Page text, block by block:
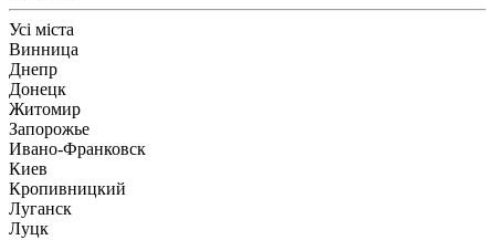
Усі міста
Винница
Днепр
Донецк
Житомир
Запорожье
Ивано-Франковск
Киев
Кропивницкий
Луганск
Луцк